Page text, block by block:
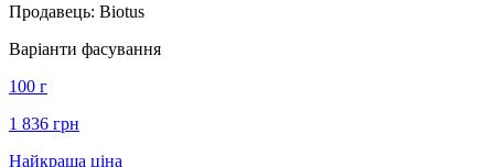
Продавець: Biotus
Варіанти фасування
100 г
1 836 грн
Найкраща ціна